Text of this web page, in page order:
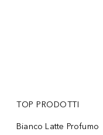
TOP PRODOTTI
Bianco Latte Profumo